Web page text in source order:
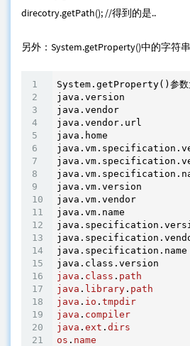
direcotry.getPath(); //得到的是..
另外：System.getProperty()中的字符
System.getProperty()参数
java.version
java.vendor
java.vendor.url
java.home
java.vm.version
java.vm.vendor
java.vm.name
java.class.version
java . class . path
java . library . path
java . io . tmpdir
java . compiler
java . ext . dirs
os . name